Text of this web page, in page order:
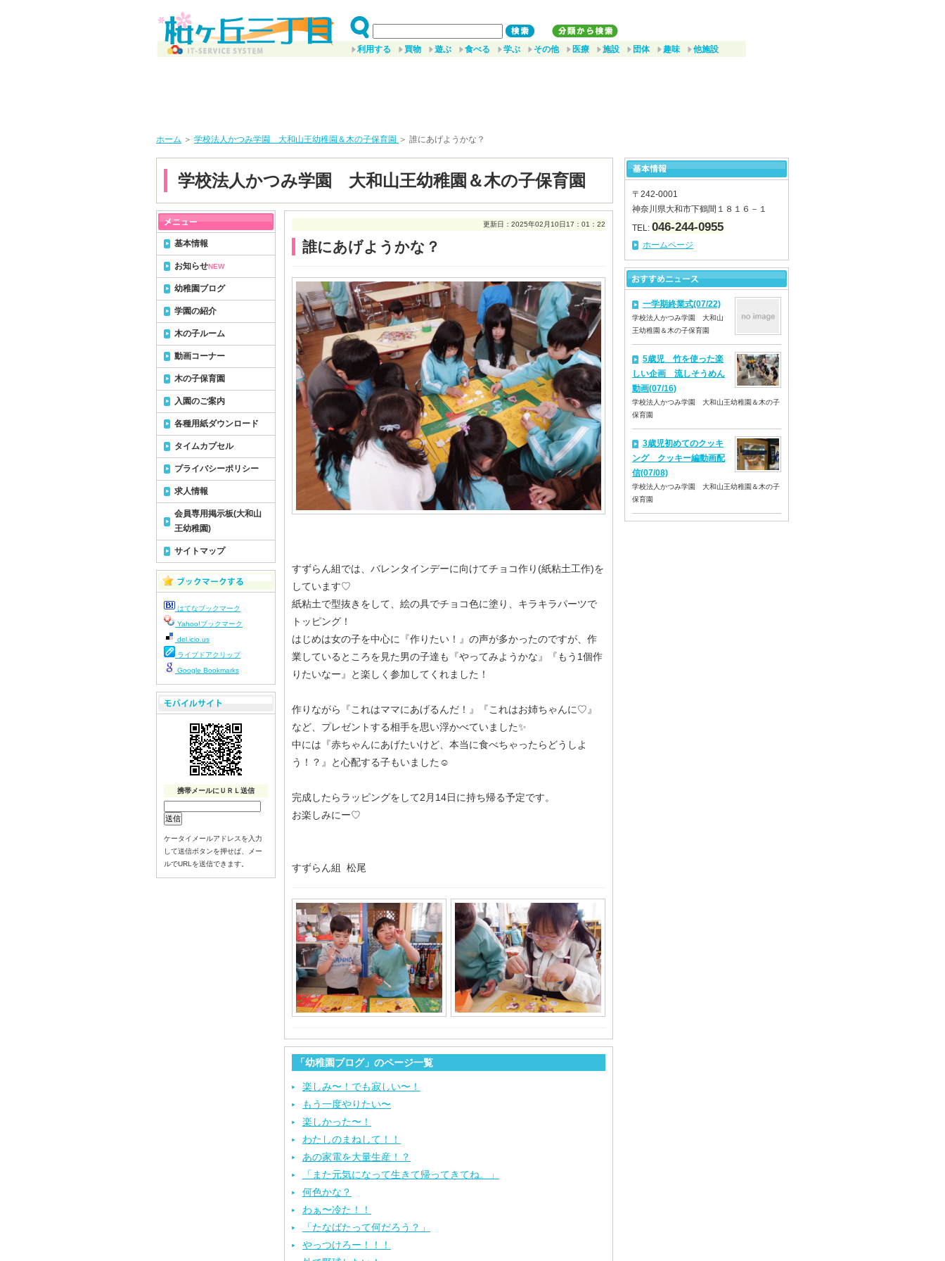
利用する 買物 遊ぶ 食べる 学ぶ その他 医療 施設 団体 趣味 他施設
ホーム ＞ 学校法人かつみ学園 大和山王幼稚園＆木の子保育園 ＞ 誰にあげようかな？
学校法人かつみ学園 大和山王幼稚園＆木の子保育園
更新日：2025年02月10日17：01：22
誰にあげようかな？
すずらん組では、バレンタインデーに向けてチョコ作り(紙粘土工作)を
しています♡
紙粘土で型抜きをして、絵の具でチョコ色に塗り、キラキラパーツで
トッピング！
はじめは女の子を中心に『作りたい！』の声が多かったのですが、作
業しているところを見た男の子達も『やってみようかな』『もう1個作
りたいなー』と楽しく参加してくれました！
作りながら『これはママにあげるんだ！』『これはお姉ちゃんに♡』
など、プレゼントする相手を思い浮かべていました✨️
中には『赤ちゃんにあげたいけど、本当に食べちゃったらどうしよ
う！？』と心配する子もいました☺️
完成したらラッピングをして2月14日に持ち帰る予定です。
お楽しみにー♡
すずらん組 松尾
「幼稚園ブログ」のページ一覧
楽しみ〜！でも寂しい〜！
もう一度やりたい〜
楽しかった〜！
わたしのまねして！！
あの家電を大量生産！？
「また元気になって生きて帰ってきてね。」
何色かな？
わぁ〜冷た！！
「たなばたって何だろう？」
やっつけろー！！！
基本情報
お知らせNEW
幼稚園ブログ
学園の紹介
木の子ルーム
動画コーナー
木の子保育園
入園のご案内
各種用紙ダウンロード
タイムカプセル
プライバシーポリシー
求人情報
会員専用掲示板(大和山
王幼稚園)
サイトマップ
はてなブックマーク
Yahoo!ブックマーク
del.icio.us
ライブドアクリップ
Google Bookmarks
携帯メールにＵＲＬ送信
ケータイメールアドレスを入力
して送信ボタンを押せば、メー
ルでURLを送信できます。
〒242-0001
神奈川県大和市下鶴間１８１６－１
TEL: 046-244-0955
ホームページ
一学期終業式(07/22)
学校法人かつみ学園 大和山
王幼稚園＆木の子保育園
5歳児 竹を使った楽
しい企画 流しそうめん
動画(07/16)
学校法人かつみ学園 大和山王幼稚園＆木の子
保育園
3歳児初めてのクッキ
ング クッキー編動画配
信(07/08)
学校法人かつみ学園 大和山王幼稚園＆木の子
保育園